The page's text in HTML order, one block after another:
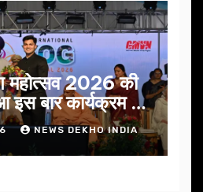
महोत्सव 2026 की
इस बार कार्यक्रम में
NEWS DEKHO INDIA